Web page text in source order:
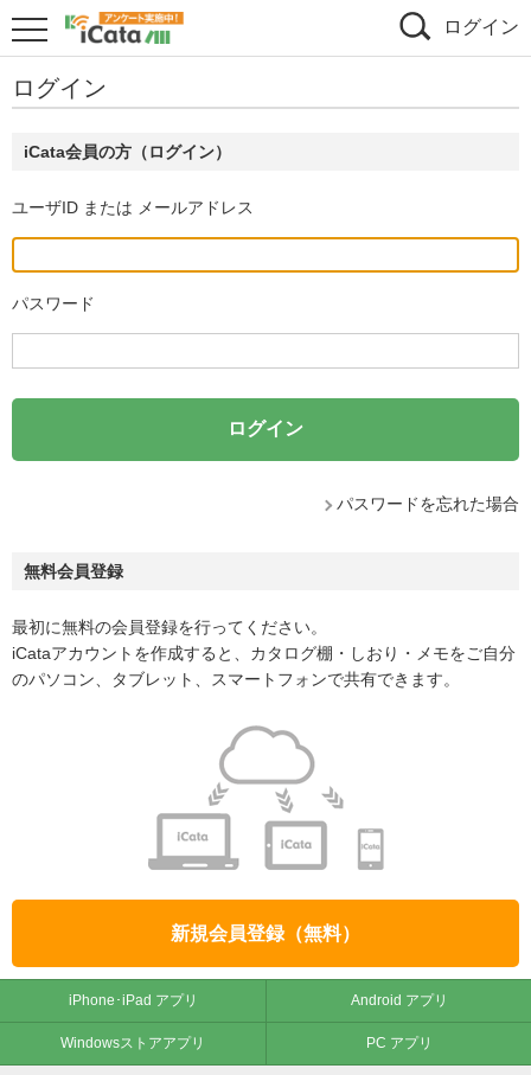
ログイン
ログイン
iCata会員の方（ログイン）
ユーザID または メールアドレス
パスワード
パスワードを忘れた場合
無料会員登録
最初に無料の会員登録を行ってください。
iCataアカウントを作成すると、カタログ棚・しおり・メモをご自分
のパソコン、タブレット、スマートフォンで共有できます。
新規会員登録（無料）
iPhone･iPad アプリ Android アプリ
Windowsストアアプリ PC アプリ